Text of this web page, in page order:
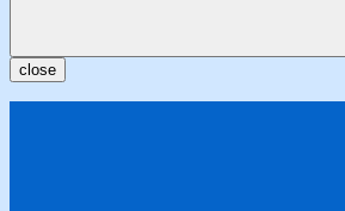
close